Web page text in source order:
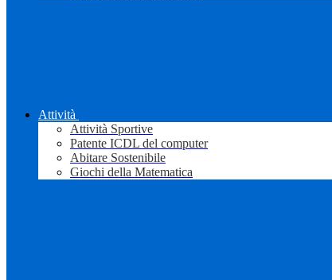
Attività
Attività Sportive
Patente ICDL del computer
Abitare Sostenibile
Giochi della Matematica